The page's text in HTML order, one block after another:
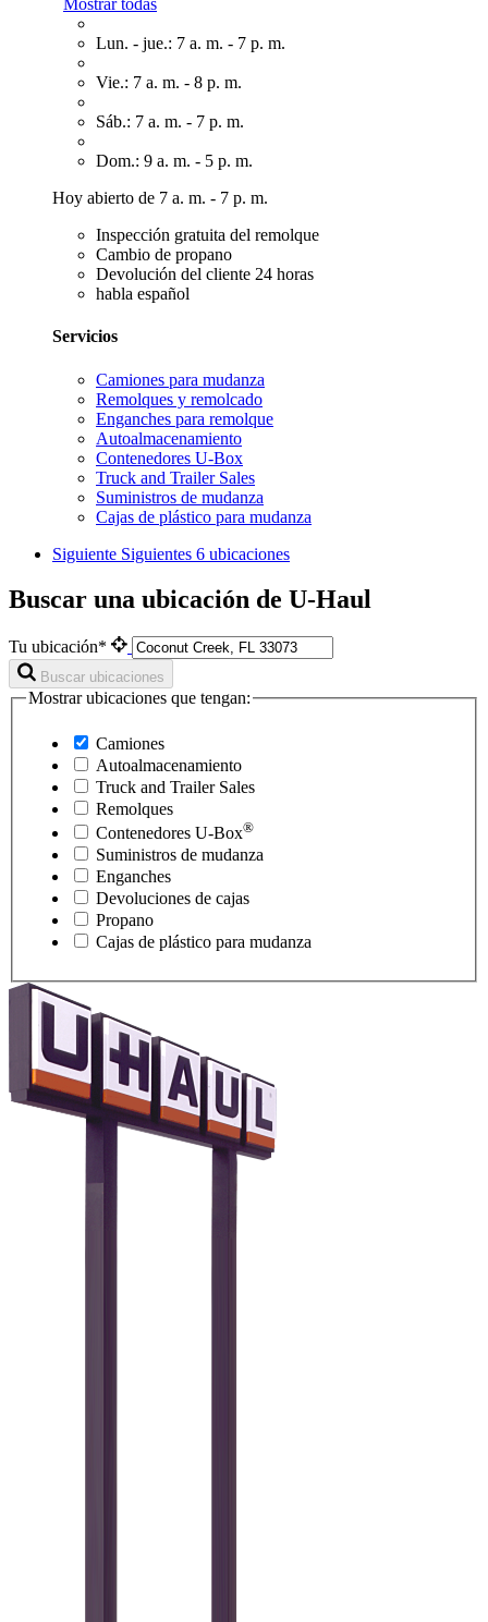
Mostrar todas
Lun. - jue.: 7 a. m. - 7 p. m.
Vie.: 7 a. m. - 8 p. m.
Sáb.: 7 a. m. - 7 p. m.
Dom.: 9 a. m. - 5 p. m.
Hoy abierto de 7 a. m. - 7 p. m.
Inspección gratuita del remolque
Cambio de propano
Devolución del cliente 24 horas
habla español
Servicios
Camiones para mudanza
Remolques y remolcado
Enganches para remolque
Autoalmacenamiento
Contenedores U-Box
Truck and Trailer Sales
Suministros de mudanza
Cajas de plástico para mudanza
Siguiente Siguientes 6 ubicaciones
Buscar una ubicación de U-Haul
Tu ubicación*
Buscar ubicaciones
Mostrar ubicaciones que tengan:
Camiones
Autoalmacenamiento
Truck and Trailer Sales
Remolques
Contenedores U-Box®
Suministros de mudanza
Enganches
Devoluciones de cajas
Propano
Cajas de plástico para mudanza